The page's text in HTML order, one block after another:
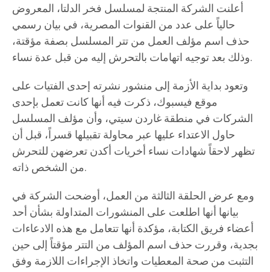
أعلنت الشركة المنتجة لمسلسل فخر الدلتا، المعروض
حالياً على عدد من القنوات المصرية، في بيان رسمي
حذف اسم مؤلف العمل من تتر المسلسل بصفة مؤقتة،
وذلك بعد توجيه اتهامات بالتحرش إليه من قبل عدة نساء.
وتعود بداية الأزمة إلى منشور نشرته إحدى الفتيات على
موقع فيسبوك، ذكرت فيه أنها كانت تعمل بإحدى
الشركات في منطقة غاردن سيتي، وأن مؤلف المسلسل
حاول الاعتداء عليها عبر محاولة تقبيلها قسراً، قبل أن
تظهر لاحقاً شهادات نساء أخريات أكدن تعرضهن للتحرش
من الشخص ذاته.
ومع عرض الحلقة الثالثة من العمل، أوضحت الشركة في
بيانها أنها اطلعت على المنشورات المتداولة بشأن أحد
أعضاء فريق الكتابة، مؤكدة أنها تتعامل مع هذه الادعاءات
بجدية، وقررت حذف اسم المؤلف من التتر مؤقتاً إلى حين
التثبت من صحة المعطيات واتخاذ الإجراءات اللازمة وفق